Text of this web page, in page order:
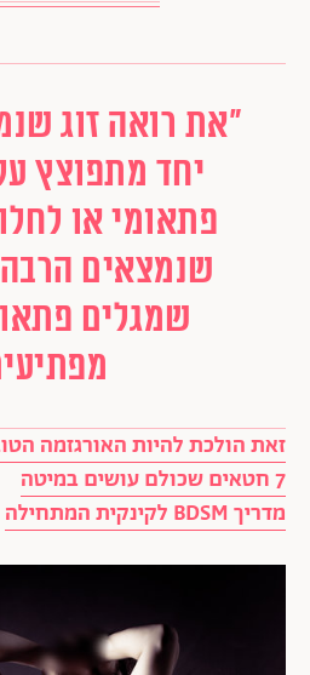
"את רואה זוג
יחד מתפוצץ
פתאומי או
שנמצאים
שמגלים
זאת הולכת להיות האורגזמה
7 חטאים שכולם עושים במיטה
מדריך BDSM לקינקית המתחילה